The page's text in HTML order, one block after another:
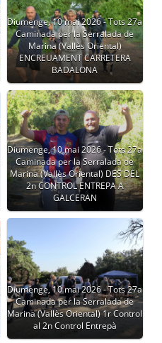
Diumenge, 10 mai 2026 - Tots 27a
Caminada per la Serralada de
Marina (Vallès Oriental)
ENCREUAMENT CARRETERA
BADALONA
Diumenge, 10 mai 2026 - Tots 27a
Caminada per la Serralada de
Marina (Vallès Oriental) DES DEL
2n CONTROL ENTREPA A
GALCERAN
Diumenge, 10 mai 2026 - Tots 27a
Caminada per la Serralada de
Marina (Vallès Oriental) 1r Control
al 2n Control Entrepà